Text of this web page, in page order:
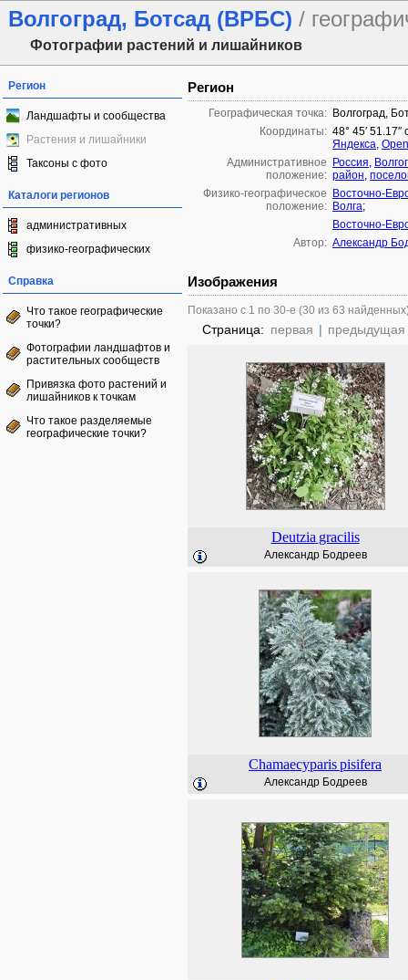
Волгоград, Ботсад (ВРБС) /
Фотографии растений и лишайников
Регион
Ландшафты и сообщества
Растения и лишайники
Таксоны с фото
Каталоги регионов
административных
физико-географических
Справка
Что такое географические
точки?
Фотографии ландшафтов и
растительных сообществ
Привязка фото растений и
лишайников к точкам
Что такое разделяемые
географические точки?
Регион
Географическая точка: Волгоград,
Координаты: 48° 45′
Яндекса,
Административное
положение:
Россия,
район,
Физико-географическое
положение:
Восточно-
Волга;
Восточно-
Автор: Александр
Изображения
Показано с 1 по 30-е (30 из 63
Страница: первая | предыдущая
Deutzia gracilis
Александр Бодреев
Chamaecyparispisifera
Александр Бодреев